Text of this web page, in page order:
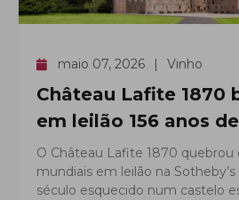
maio 07, 2026 Vinho
Château Lafite 1870
em leilão 156 anos
O Château Lafite 1870 quebrou
mundiais em leilão na
século esquecido num castelo